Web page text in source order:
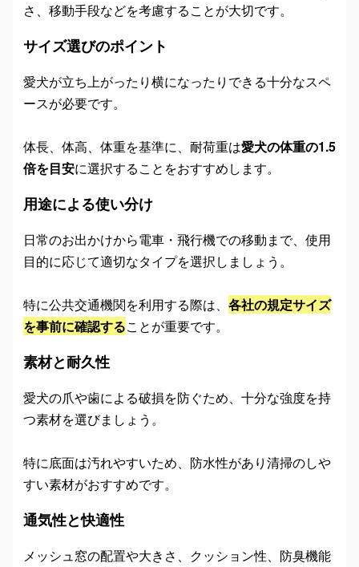
さ、移動手段などを考慮することが大切です。
サイズ選びのポイント
愛犬が立ち上がったり横になったりできる十分なスペ
ースが必要です。
体長、体高、体重を基準に、耐荷重は愛犬の体重の1.5
倍を目安に選択することをおすすめします。
用途による使い分け
日常のお出かけから電車・飛行機での移動まで、使用
目的に応じて適切なタイプを選択しましょう。
特に公共交通機関を利用する際は、 各社の規定サイズ
を事前に確認することが重要です。
素材と耐久性
愛犬の爪や歯による破損を防ぐため、十分な強度を持
つ素材を選びましょう。
特に底面は汚れやすいため、防水性があり清掃のしや
すい素材がおすすめです。
通気性と快適性
メッシュ窓の配置や大きさ、クッション性、防臭機能